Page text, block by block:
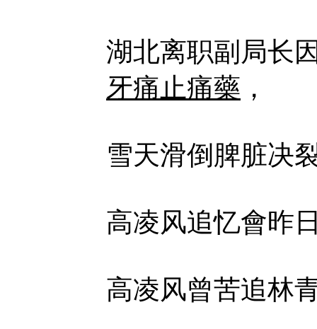
湖北离职副局长
牙痛止痛藥 ，
雪天滑倒脾脏决
高凌风追忆會昨
高凌风曾苦追林